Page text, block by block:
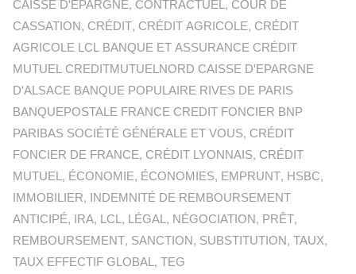
CAISSE D'ÉPARGNE, CONTRACTUEL, COUR DE
CASSATION, CRÉDIT, CRÉDIT AGRICOLE, CRÉDIT
AGRICOLE LCL BANQUE ET ASSURANCE CRÉDIT
MUTUEL CREDITMUTUELNORD CAISSE D'EPARGNE
D'ALSACE BANQUE POPULAIRE RIVES DE PARIS
BANQUEPOSTALE FRANCE CREDIT FONCIER BNP
PARIBAS SOCIÉTÉ GÉNÉRALE ET VOUS, CRÉDIT
FONCIER DE FRANCE, CRÉDIT LYONNAIS, CRÉDIT
MUTUEL, ÉCONOMIE, ÉCONOMIES, EMPRUNT, HSBC,
IMMOBILIER, INDEMNITÉ DE REMBOURSEMENT
ANTICIPÉ, IRA, LCL, LÉGAL, NÉGOCIATION, PRÊT,
REMBOURSEMENT, SANCTION, SUBSTITUTION,TAUX,
TAUX EFFECTIF GLOBAL,TEG